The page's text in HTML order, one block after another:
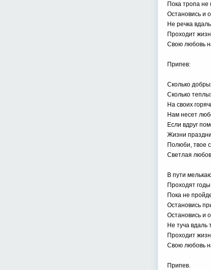
Пока тропа не
Остановись и
Не речка
Проходит
Свою любовь
Припев:
Сколько
Сколько
На своих
Нам несет
Если вдруг
Жизни
Полюби, твое
Светлая
В пути
Проходят
Пока не
Остановись
Остановись и
Не туча вдаль
Проходит
Свою любовь
Припев.